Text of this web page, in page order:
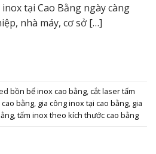
tại Cao Bằng ngày càng
nhà máy, cơ sở […]
bồn bể inox cao bằng,cắt laser tấm
bằng, gia công inox tại cao bằng, gia
,tấm inox theo kích thước cao bằng